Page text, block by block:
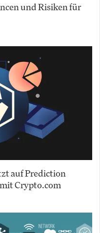
und Risiken für
auf Prediction
Crypto.com